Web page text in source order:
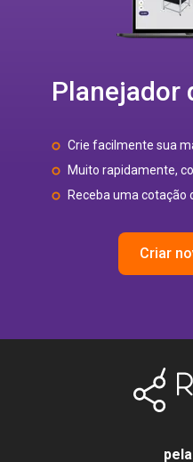
Planejador
Crie facilmente sua
Muito rapidamente,
Receba uma cotação
Criar